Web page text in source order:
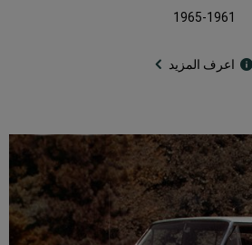
1965-1961
اعرف المزيد